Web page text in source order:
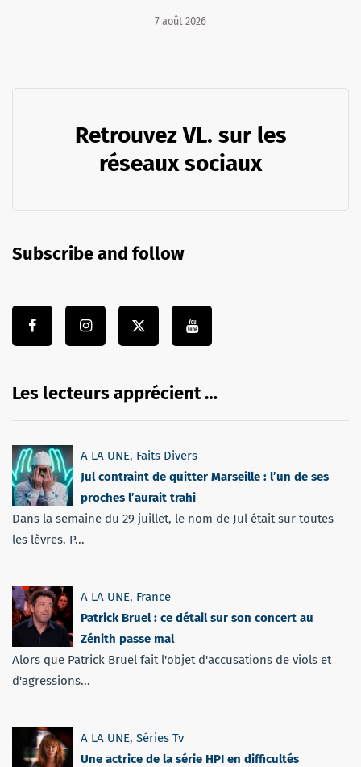
7 août 2026
Retrouvez VL. sur les
réseaux sociaux
Subscribe and follow
Les lecteurs apprécient …
A LA UNE, Faits Divers
Jul contraint de quitter Marseille : l’un de ses
proches l’aurait trahi
Dans la semaine du 29 juillet, le nom de Jul était sur toutes
les lèvres. P...
A LA UNE, France
Patrick Bruel : ce détail sur son concert au
Zénith passe mal
Alors que Patrick Bruel fait l'objet d'accusations de viols et
d'agressions...
A LA UNE, Séries Tv
Une actrice de la série HPI en difficultés